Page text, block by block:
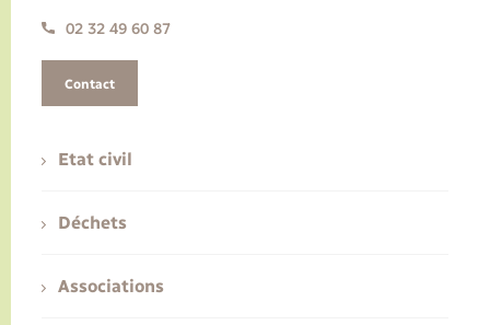
02 32 49 60 87
Contact
Etat civil
Déchets
Associations